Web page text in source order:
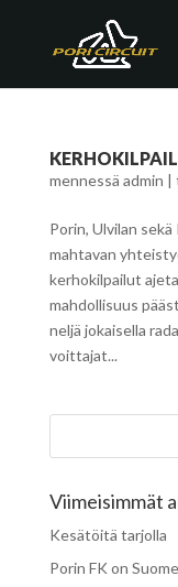
mennessä admin |
Porin, Ulvilan
mahtavan
kerhokilpailut
mahdollisuus
neljä jokaisella
voittajat...
Viimeisimmät
Kesätöitä tarjolla
Porin FK on